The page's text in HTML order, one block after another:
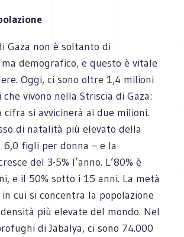
Gaza non è soltanto di
ma demografico, e questo è vitale
Oggi, ci sono oltre 1,4 milioni
vivono nella Striscia di Gaza:
si avvicinerà ai due milioni.
di natalità più elevato della
6,0 figli per donna – e la
del 3-5% l’anno. L’80% è
e il 50% sotto i 15 anni. La metà
cui si concentra la popolazione
più elevate del mondo. Nel
di Jabalya, ci sono 74.000